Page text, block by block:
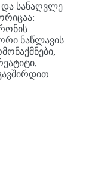
და სანაღვლე
ნაწლავის